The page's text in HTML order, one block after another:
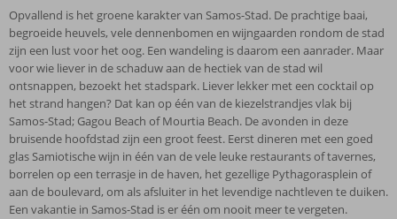
Opvallend is het groene karakter van Samos-Stad. De prachtige baai,
begroeide heuvels, vele dennenbomen en wijngaarden rondom de stad
zijn een lust voor het oog. Een wandeling is daarom een aanrader. Maar
voor wie liever in de schaduw aan de hectiek van de stad wil
ontsnappen, bezoekt het stadspark. Liever lekker met een cocktail op
het strand hangen? Dat kan op één van de kiezelstrandjes vlak bij
Samos-Stad; Gagou Beach of Mourtia Beach. De avonden in deze
bruisende hoofdstad zijn een groot feest. Eerst dineren met een goed
glas Samiotische wijn in één van de vele leuke restaurants of tavernes,
borrelen op een terrasje in de haven, het gezellige Pythagorasplein of
aan de boulevard, om als afsluiter in het levendige nachtleven te duiken.
Een vakantie in Samos-Stad is er één om nooit meer te vergeten.